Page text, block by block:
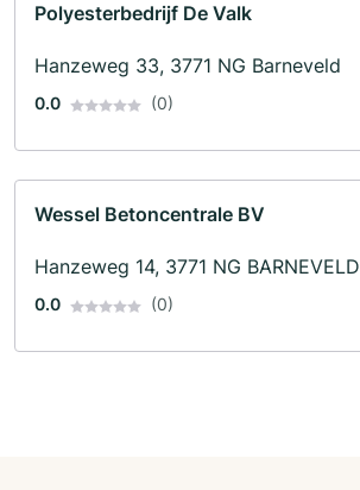
Polyesterbedrijf De Valk
Hanzeweg 33, 3771 NG Barneveld
0.0 (0)
Wessel Betoncentrale BV
Hanzeweg 14, 3771 NG BARNEVELD
0.0 (0)